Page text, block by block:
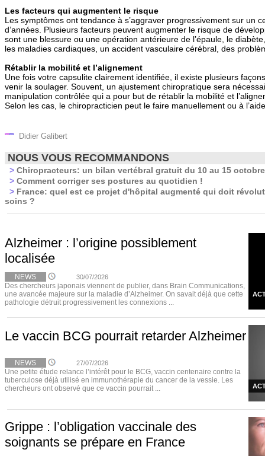
Les facteurs qui augmentent le risque
Les symptômes ont tendance à s’aggraver progressivement sur un
d’années. Plusieurs facteurs peuvent augmenter le risque de
sont une blessure ou une opération antérieure de l’épaule, le
les maladies cardiaques, un accident vasculaire cérébral, des
Rétablir la mobilité et l’alignement
Une fois votre capsulite clairement identifiée, il existe plusieurs
venir la soulager. Souvent, un ajustement chiropratique sera
manipulation contrôlée qui a pour but de rétablir la mobilité et
Selon les cas, le chiropracticien peut le faire manuellement ou à
Didier Galibert
NOUS VOUS RECOMMANDONS
> Chiropracteurs: un bilan vertébral gratuit du 10 au 15 octobre
> Comment corriger ses postures au quotidien !
> France: quel est ce projet d'hôpital augmenté qui doit
soins ?
Alzheimer : l’origine possiblement
localisée
NEWS 30/07/2026
Des chercheurs japonais viennent de publier, dans Brain Communications,
une avancée majeure sur la maladie d’Alzheimer. On savait déjà que cette
pathologie détruit progressivement les connexions ...
Le vaccin BCG pourrait retarder Alzheimer
NEWS 27/07/2026
Une petite étude relance l’intérêt pour le BCG, vaccin centenaire contre la
tuberculose déjà utilisé en immunothérapie du cancer de la vessie. Les
chercheurs ont observé que ce vaccin pourrait ...
Grippe : l’obligation vaccinale des
soignants se prépare en France